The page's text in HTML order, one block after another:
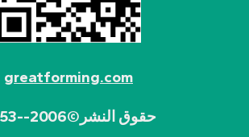
greatforming.com
حقوق النشر©2006--2053